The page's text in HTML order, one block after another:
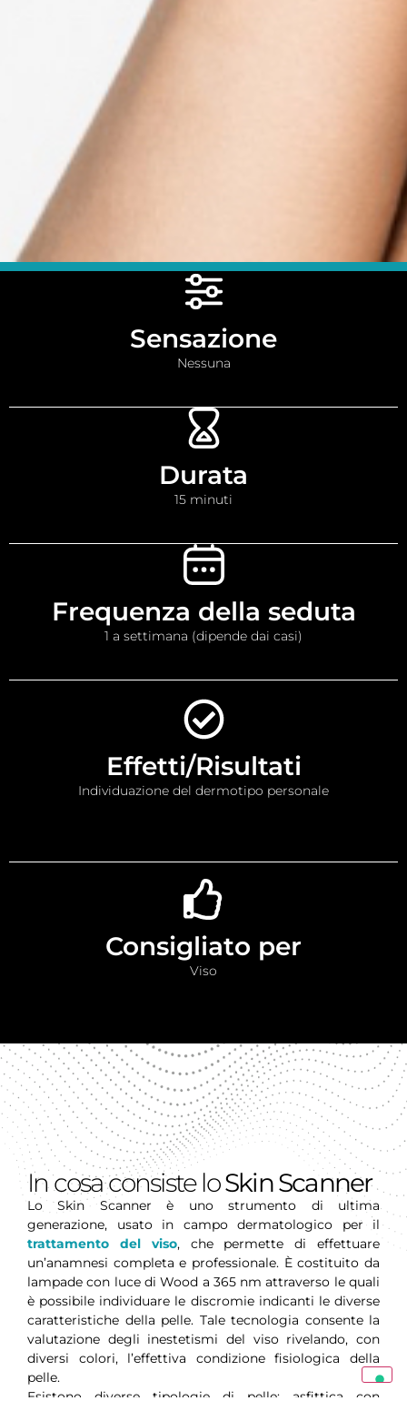
Sensazione
Nessuna
Durata
15 minuti
Frequenza della seduta
1 a settimana (dipende dai casi)
Effetti/Risultati
Individuazione del dermotipo personale
Consigliato per
Viso
In cosa consiste loSkin Scanner
Lo Skin Scanner è uno strumento di ultima
generazione, usato in campo dermatologico per il
trattamento del viso, che permette di effettuare
un’anamnesi completa e professionale. È costituito da
lampade con luce di Wood a 365 nm attraverso le quali
è possibile individuare le discromie indicanti le diverse
caratteristiche della pelle. Tale tecnologia consente la
valutazione degli inestetismi del viso rivelando, con
diversi colori, l’effettiva condizione fisiologica della
pelle.
Esistono diverse tipologie di pelle: asfittica con